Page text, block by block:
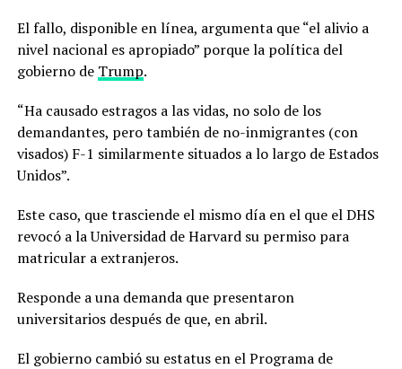
El fallo, disponible en línea, argumenta que “el alivio a
nivel nacional es apropiado” porque la política del
gobierno de Trump.
“Ha causado estragos a las vidas, no solo de los
demandantes, pero también de no-inmigrantes (con
visados) F-1 similarmente situados a lo largo de Estados
Unidos”.
Este caso, que trasciende el mismo día en el que el DHS
revocó a la Universidad de Harvard su permiso para
matricular a extranjeros.
Responde a una demanda que presentaron
universitarios después de que, en abril.
El gobierno cambió su estatus en el Programa de